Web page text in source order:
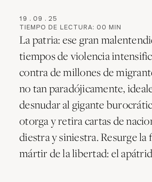
19 . 09 . 25
TIEMPO DE LECTURA: 00 MIN
La patria: ese gran
tiempos de violencia
contra de millones de
no tan paradójicamente,
desnudar al gigante
otorga y retira cartas de
diestra y siniestra. Resurge la
mártir de la libertad: el